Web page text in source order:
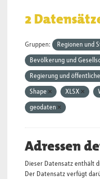
2
Gruppen: Regionen und
Bevölkerung und
Regierung und
Shape XLSX
geodaten
Adressen
Dieser Datensatz enthält
Der Datensatz verfügt